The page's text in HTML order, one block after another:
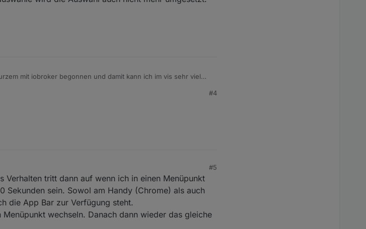
mit iobroker begonnen und damit kann ich im vis sehr viel
10 Sekunden bleibe verschwindet der Content. Das Menü
#4
#5
tritt dann auf wenn ich in einen Menüpunkt
Sekunden sein. Sowol am Handy (Chrome) als auch
die App Bar zur Verfügung steht.
wechseln. Danach dann wieder das gleiche